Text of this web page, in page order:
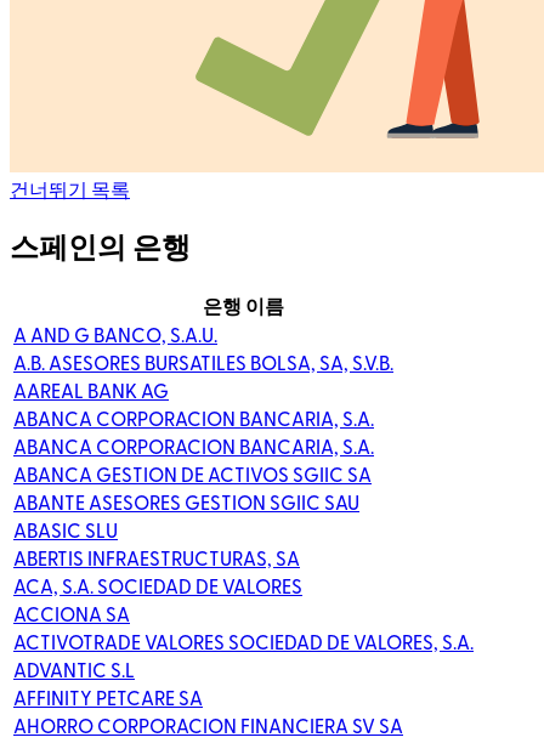
건너뛰기 목록
스페인의 은행
은행 이름
A AND G BANCO, S.A.U.
A.B. ASESORES BURSATILES BOLSA, SA, S.V.B.
AAREAL BANK AG
ABANCA CORPORACION BANCARIA, S.A.
ABANCA CORPORACION BANCARIA, S.A.
ABANCA GESTION DE ACTIVOS SGIIC SA
ABANTE ASESORES GESTION SGIIC SAU
ABASIC SLU
ABERTIS INFRAESTRUCTURAS, SA
ACA, S.A. SOCIEDAD DE VALORES
ACCIONA SA
ACTIVOTRADE VALORES SOCIEDAD DE VALORES, S.A.
ADVANTIC S.L
AFFINITY PETCARE SA
AHORRO CORPORACION FINANCIERA SV SA